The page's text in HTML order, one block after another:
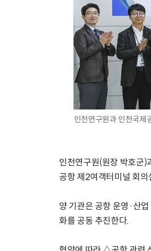
인천연구원과 인천국제
인천연구원(원장 박호군)
공항 제2여객터미널 회
양 기관은 공항 운영·산
화를 공동 추진한다.